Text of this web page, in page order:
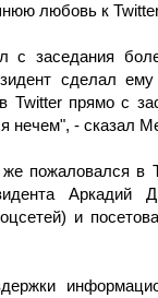
любовь к
с заседания
сделал
Twitter прямо с
нечем", - сказал
же пожаловался в
Аркадий
и